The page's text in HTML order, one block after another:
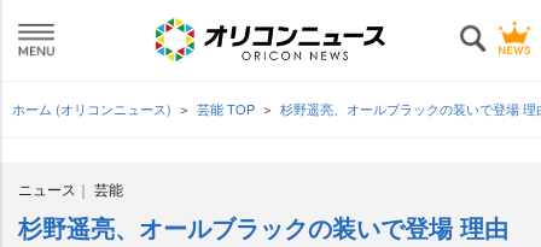
ホーム (オリコンニュース) 芸能 TOP 杉野遥亮、オールブラックの装いで登場
ニュース 芸能
杉野遥亮、オールブラックの装いで登場 理由